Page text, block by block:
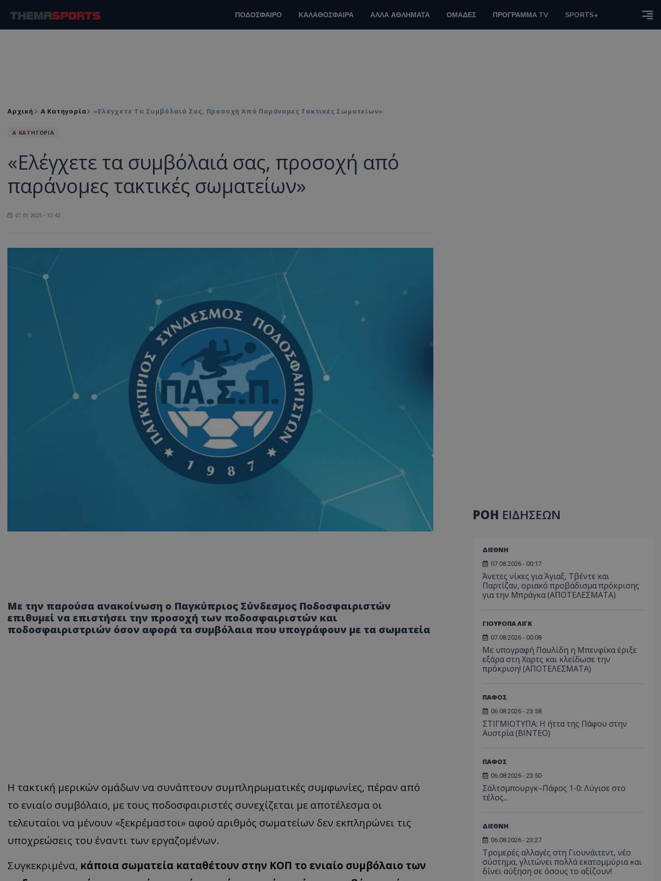
ΠΟΔΟΣΦΑΙΡΟ ΚΑΛΑΘΟΣΦΑΙΡΑ ΑΛΛΑ ΑΘΛΗΜΑΤΑ ΟΜΑΔΕΣ ΠΡΟΓΡΑΜΜΑ TV SPORTS+
Αρχική Α Κατηγορία «Ελέγχετε Τα Συμβόλαιά Σας, Προσοχή Από Παράνομες Τακτικές Σωματείων»
Α ΚΑΤΗΓΟΡΙΑ
«Ελέγχετε τα συμβόλαιά σας, προσοχή από
παράνομες τακτικές σωματείων»
07.01.2025 - 12:42
Με την παρούσα ανακοίνωση ο Παγκύπριος Σύνδεσμος Ποδοσφαιριστών
επιθυμεί να επιστήσει την προσοχή των ποδοσφαιριστών και
ποδοσφαιριστριών όσον αφορά τα συμβόλαια που υπογράφουν με τα σωματεία
Η τακτική μερικών ομάδων να συνάπτουν συμπληρωματικές συμφωνίες, πέραν από
το ενιαίο συμβόλαιο, με τους ποδοσφαιριστές συνεχίζεται με αποτέλεσμα οι
τελευταίοι να μένουν «ξεκρέμαστοι» αφού αριθμός σωματείων δεν εκπληρώνει τις
υποχρεώσεις του έναντι των εργαζομένων.
Συγκεκριμένα, κάποια σωματεία καταθέτουν στην ΚΟΠ το ενιαίο συμβόλαιο των
ΡΟΗ ΕΙΔΗΣΕΩΝ
ΔΙΕΘΝΗ
07.08.2026 - 00:17
Άνετες νίκες για Άγιαξ, Τβέντε και
Παρτίζαν, οριακό προβάδισμα πρόκρισης
για την Μπράγκα (ΑΠΟΤΕΛΕΣΜΑΤΑ)
ΓΙΟΥΡΟΠΑ ΛΙΓΚ
07.08.2026 - 00:08
Με υπογραφή Παυλίδη η Μπενφίκα έριξε
εξάρα στη Χαρτς και κλείδωσε την
πρόκριση! (ΑΠΟΤΕΛΕΣΜΑΤΑ)
ΠΑΦΟΣ
06.08.2026 - 23:58
ΣΤΙΓΜΙΟΤΥΠΑ: Η ήττα της Πάφου στην
Αυστρία (ΒΙΝΤΕΟ)
ΠΑΦΟΣ
06.08.2026 - 23:50
Σάλτσμπουργκ–Πάφος 1-0: Λύγισε στο
τέλος...
ΔΙΕΘΝΗ
06.08.2026 - 23:27
Τρομερές αλλαγές στη Γιουνάιτεντ, νέο
σύστημα, γλιτώνει πολλά εκατομμύρια και
δίνει αύξηση σε όσους το αξίζουν!